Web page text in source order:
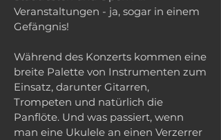
Veranstaltungen - ja, sogar in einem
Gefängnis!
Während des Konzerts kommen eine
breite Palette von Instrumenten zum
Einsatz, darunter Gitarren,
Trompeten und natürlich die
Panflöte. Und was passiert, wenn
man eine Ukulele an einen Verzerrer